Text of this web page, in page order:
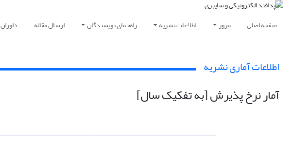
صفحه اصلی مرور اطلاعات نشریه راهنمای نویسندگان ارسال مقاله داوران
اطلاعات آماری نشریه
آمار نرخ پذیرش [به تفکیک سال]